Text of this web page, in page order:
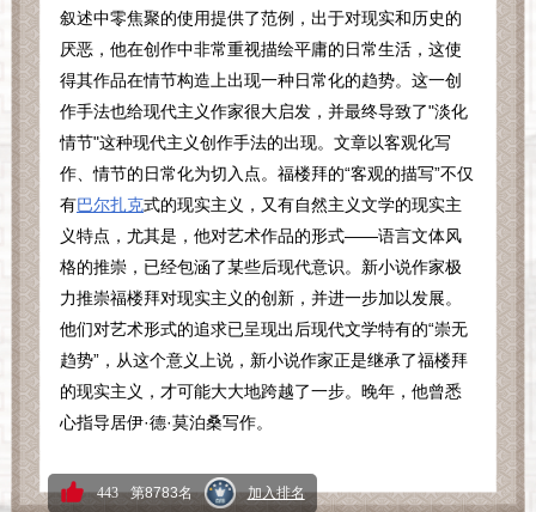
叙述中零焦聚的使用提供了范例，出于对现实和历史的
厌恶，他在创作中非常重视描绘平庸的日常生活，这使
得其作品在情节构造上出现一种日常化的趋势。这一创
作手法也给现代主义作家很大启发，并最终导致了"淡化
情节"这种现代主义创作手法的出现。文章以客观化写
作、情节的日常化为切入点。福楼拜的“客观的描写”不仅
有巴尔扎克式的现实主义，又有自然主义文学的现实主
义特点，尤其是，他对艺术作品的形式——语言文体风
格的推崇，已经包涵了某些后现代意识。新小说作家极
力推崇福楼拜对现实主义的创新，并进一步加以发展。
他们对艺术形式的追求已呈现出后现代文学特有的“崇无
趋势”，从这个意义上说，新小说作家正是继承了福楼拜
的现实主义，才可能大大地跨越了一步。晚年，他曾悉
心指导居伊·德·莫泊桑写作。
443 第8783名 加入排名